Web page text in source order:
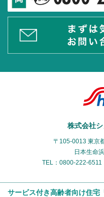
株式会社
〒105-0013 東京
日本生命
TEL：0800-222-6511
サービス付き高齢者向け住宅